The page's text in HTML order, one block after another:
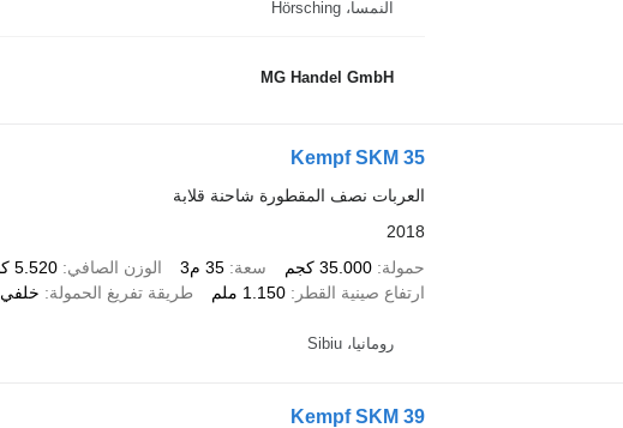
النمسا، Hörsching
MG Handel GmbH
Kempf SKM 35
العربات نصف المقطورة شاحنة قلابة
2018
حمولة 35.000 كجم سعة 35 م3 الوزن الصافي 5.520 كجم
ارتفاع صينية القطر
1.150 ملم طريقة تفريغ الحمولة خلفي
رومانيا، Sibiu
Kempf SKM 39